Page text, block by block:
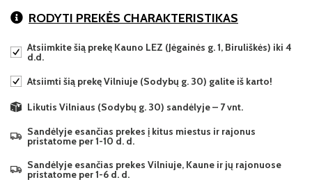
RODYTI PREKĖS CHARAKTERISTIKAS
Atsiimkite šią prekę Kauno LEZ (Jėgainės g. 1, Biruliškės) iki 4
d.d.
Atsiimti šią prekę Vilniuje (Sodybų g. 30) galite iš karto!
Likutis Vilniaus (Sodybų g. 30) sandėlyje – 7 vnt.
Sandėlyje esančias prekes į kitus miestus ir rajonus
pristatome per 1-10 d. d.
Sandėlyje esančias prekes Vilniuje, Kaune ir jų rajonuose
pristatome per 1-6 d. d.